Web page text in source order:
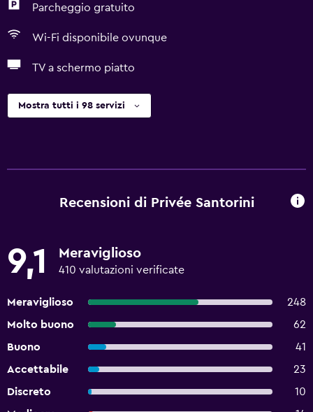
Parcheggio gratuito
Wi-Fi disponibile ovunque
TV a schermo piatto
Mostra tutti i 98 servizi
Recensioni di Privée Santorini
9,1 Meraviglioso
410 valutazioni verificate
Meraviglioso
248
Molto buono
62
Buono
41
Accettabile
23
Discreto
10